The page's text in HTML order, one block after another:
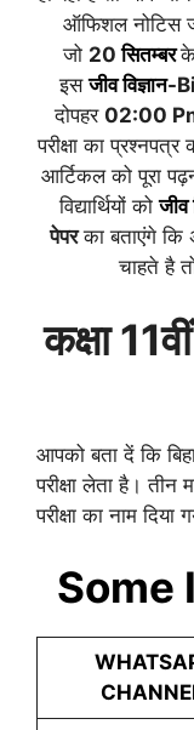
ऑफिशल नोटिस
जो 20सितम्बर
इसजीव विज्ञान-
दोपहर 02:00
परीक्षा का
आर्टिकल को पूरा
विद्यार्थियों कोजीव
पेपरका बताएंगे कि
चाहते है
कक्षा
आपको बता दें कि
परीक्षा लेता है। तीन
परीक्षा का नाम दिया
Some